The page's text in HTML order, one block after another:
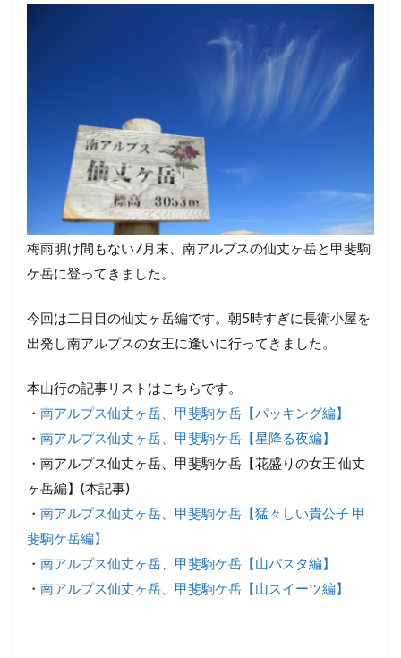
梅雨明け間もない7月末、南アルプスの仙丈ヶ岳と甲斐駒
ケ岳に登ってきました。
今回は二日目の仙丈ヶ岳編です。朝5時すぎに長衛小屋を
出発し南アルプスの女王に逢いに行ってきました。
本山行の記事リストはこちらです。
・ 南アルプス仙丈ヶ岳、甲斐駒ケ岳【パッキング編】
・ 南アルプス仙丈ヶ岳、甲斐駒ケ岳【星降る夜編】
・南アルプス仙丈ヶ岳、甲斐駒ケ岳【花盛りの女王 仙丈
ヶ岳編】(本記事)
・ 南アルプス仙丈ヶ岳、甲斐駒ケ岳【猛々しい貴公子 甲
斐駒ケ岳編】
・ 南アルプス仙丈ヶ岳、甲斐駒ケ岳【山パスタ編】
・ 南アルプス仙丈ヶ岳、甲斐駒ケ岳【山スイーツ編】